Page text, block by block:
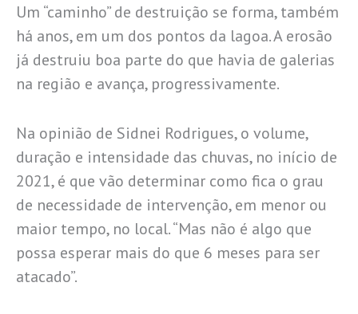
Um “caminho” de destruição se forma, também
há anos, em um dos pontos da lagoa. A erosão
já destruiu boa parte do que havia de galerias
na região e avança, progressivamente.
Na opinião de Sidnei Rodrigues, o volume,
duração e intensidade das chuvas, no início de
2021, é que vão determinar como fica o grau
de necessidade de intervenção, em menor ou
maior tempo, no local. “Mas não é algo que
possa esperar mais do que 6 meses para ser
atacado”.